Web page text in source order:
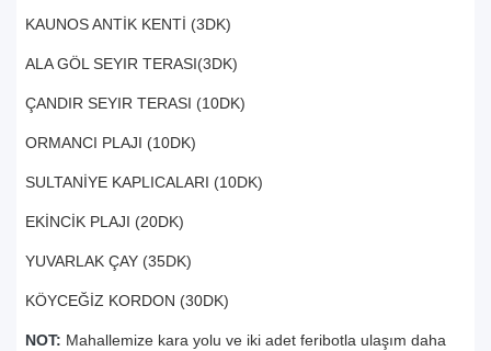
KAUNOS ANTİK KENTİ (3DK)
ALA GÖL SEYIR TERASI(3DK)
ÇANDIR SEYIR TERASI (10DK)
ORMANCI PLAJI (10DK)
SULTANİYE KAPLICALARI (10DK)
EKİNCİK PLAJI (20DK)
YUVARLAK ÇAY (35DK)
KÖYCEĞİZ KORDON (30DK)
NOT: Mahallemize kara yolu ve iki adet feribotla ulaşım daha